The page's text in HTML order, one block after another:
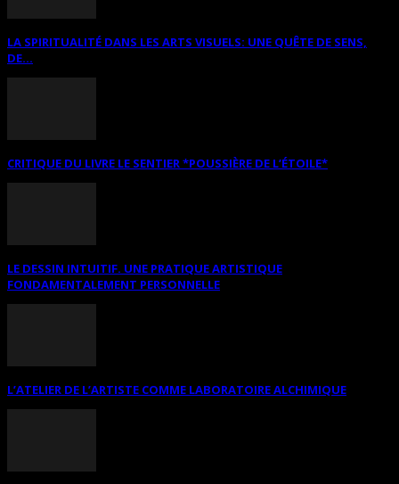
LA SPIRITUALITÉ DANS LES ARTS VISUELS: UNE QUÊTE DE SENS,
DE...
CRITIQUE DU LIVRE LE SENTIER *POUSSIÈRE DE L’ÉTOILE*
LE DESSIN INTUITIF. UNE PRATIQUE ARTISTIQUE
FONDAMENTALEMENT PERSONNELLE
L’ATELIER DE L’ARTISTE COMME LABORATOIRE ALCHIMIQUE